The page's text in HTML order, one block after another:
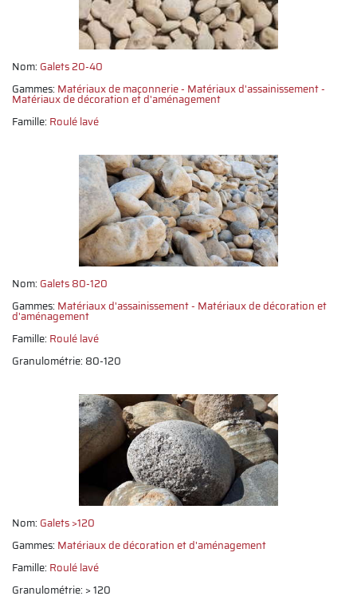
Nom: Galets 20-40
Gammes: Matériaux de maçonnerie Matériaux d'assainissement
Matériaux de décoration et d'aménagement
Famille: Roulé lavé
Nom: Galets 80-120
Gammes: Matériaux d'assainissement Matériaux de décoration et
d'aménagement
Famille: Roulé lavé
Granulométrie: 80-120
Nom: Galets >120
Gammes: Matériaux de décoration et d'aménagement
Famille: Roulé lavé
Granulométrie: > 120